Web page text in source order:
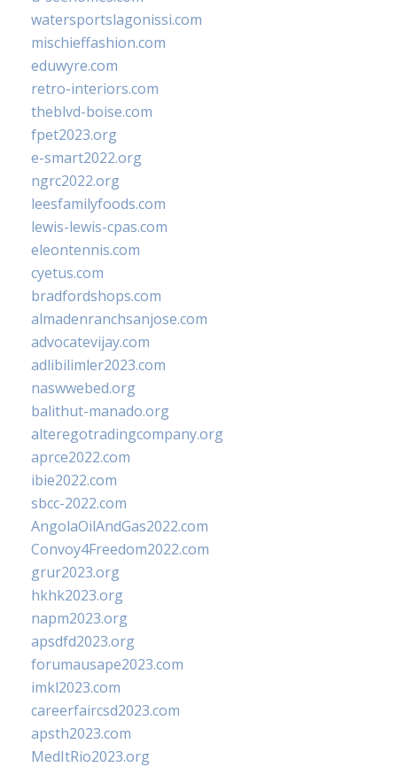
watersportslagonissi.com
mischieffashion.com
eduwyre.com
retro-interiors.com
theblvd-boise.com
fpet2023.org
e-smart2022.org
ngrc2022.org
leesfamilyfoods.com
lewis-lewis-cpas.com
eleontennis.com
cyetus.com
bradfordshops.com
almadenranchsanjose.com
advocatevijay.com
adlibilimler2023.com
naswwebed.org
balithut-manado.org
alteregotradingcompany.org
aprce2022.com
ibie2022.com
sbcc-2022.com
AngolaOilAndGas2022.com
Convoy4Freedom2022.com
grur2023.org
hkhk2023.org
napm2023.org
apsdfd2023.org
forumausape2023.com
imkl2023.com
careerfaircsd2023.com
apsth2023.com
MedItRio2023.org